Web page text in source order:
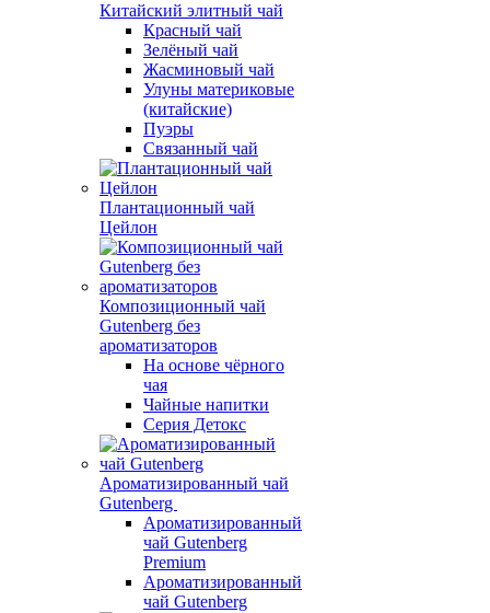
Китайский элитный чай
Красный чай
Зелёный чай
Жасминовый чай
Улуны материковые
(китайские)
Пуэры
Связанный чай
Плантационный чай
Цейлон
Композиционный чай
Gutenberg без
ароматизаторов
На основе чёрного
чая
Чайные напитки
Серия Детокс
Ароматизированный чай
Gutenberg
Ароматизированный
чай Gutenberg
Premium
Ароматизированный
чай Gutenberg